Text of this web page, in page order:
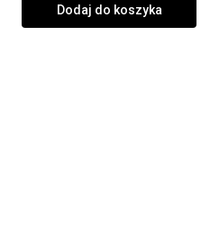
Dodaj do koszyka